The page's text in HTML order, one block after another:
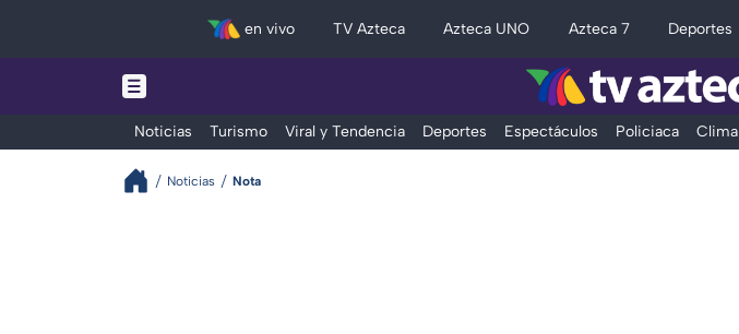
en vivo TV Azteca Azteca UNO Azteca 7 Deportes
Noticias Turismo Viral y Tendencia Deportes Espectáculos Policiaca Clima
Noticias Nota